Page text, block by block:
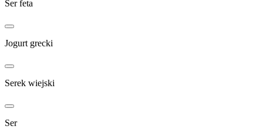
Ser feta
Jogurt grecki
Serek wiejski
Ser